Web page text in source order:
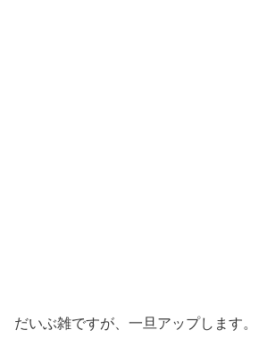
だいぶ雑ですが、一旦アップします。